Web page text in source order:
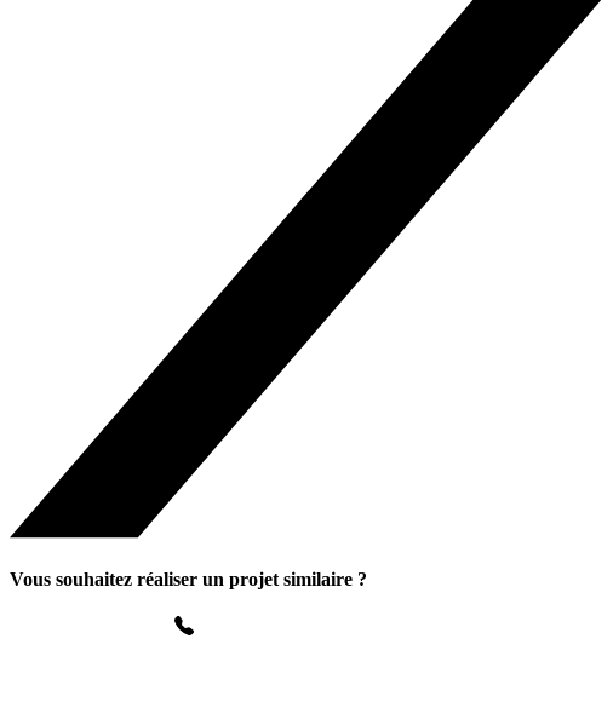
Vous souhaitez réaliser un projet similaire ?